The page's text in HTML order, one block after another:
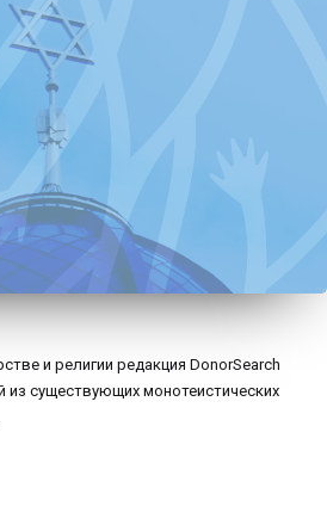
и религии редакция DonorSearch
из существующих монотеистических